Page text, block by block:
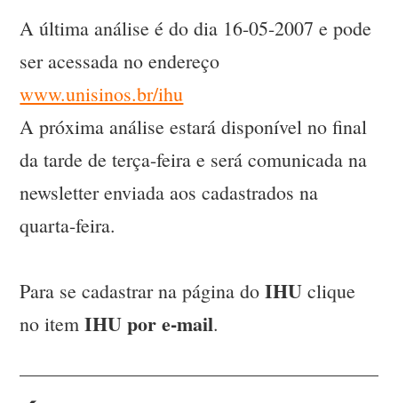
A última análise é do dia 16-05-2007 e pode
ser acessada no endereço
www.unisinos.br/ihu
A próxima análise estará disponível no final
da tarde de terça-feira e será comunicada na
newsletter enviada aos cadastrados na
quarta-feira.
Para se cadastrar na página doIHU clique
no itemIHU por e-mail.